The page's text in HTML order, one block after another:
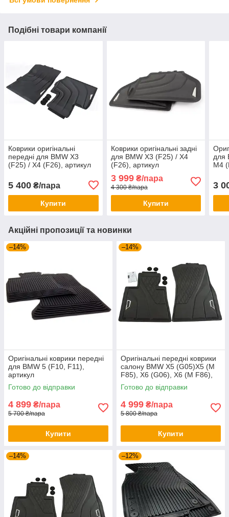
Подібні товари компанії
Коврики оригінальні
передні для BMW X3
(F25) / X4 (F26), артикул
5 400 ₴/пара
Купити
Коврики оригінальні задні
для BMW X3 (F25) / X4
(F26), артикул
3 999₴/пара
4 300 ₴/пара
Купити
для
M4
3
Акційні пропозиції та новинки
–14%
Оригінальні коврики передні
для BMW 5 (F10, F11),
артикул
51472153725/51475B70A00
Готово до відправки
4 899 ₴/пара
5 700 ₴/пара
Купити
–14%
Оригінальні передні коврики
салону BMW X5 (G05)X5 (M
F85), X6 (G06), X6 (M F86),
X7 (G07), XM (G09),
51472458551
Готово до відправки
4 999 ₴/пара
5 800 ₴/пара
Купити
–14% –12%